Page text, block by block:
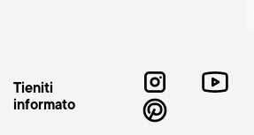
seguire alcune semplici ma
una pentola vuota, poiché potrebbe
di ustioni o incendi. È necessario
Tieniti
informato